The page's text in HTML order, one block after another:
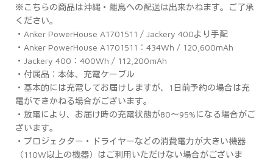
※こちらの商品は沖縄・離島への配送は出来かねます。ご了承
ください。
・Anker PowerHouse A1701511 / Jackery 400より手配
・Anker PowerHouse A1701511：434Wh / 120,600mAh
・Jackery 400：400Wh / 112,200mAh
・付属品：本体、充電ケーブル
・基本的には充電してお届けしますが、1日前予約の場合は充
電ができかねる場合がございます。
・放電により、お届け時の充電状態が80～95%になる場合がご
ざいます。
・プロジェクター・ドライヤーなどの消費電力が大きい機器
（110W以上の機器）はご利用いただけない場合がございま